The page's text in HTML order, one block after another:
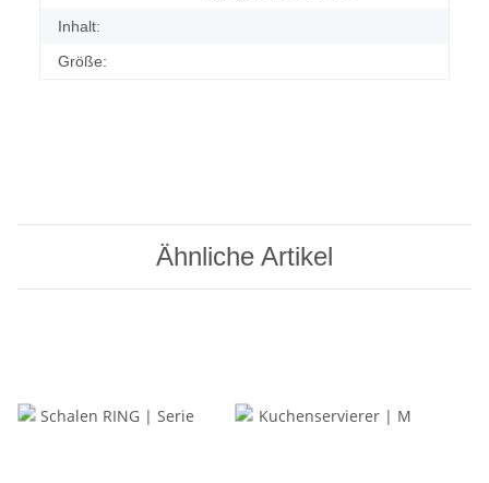
Inhalt:
Größe:
Ähnliche Artikel